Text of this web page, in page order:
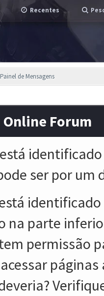
Recentes
Painel de Mensagens
Online Forum
ser por um
na parte
permissão